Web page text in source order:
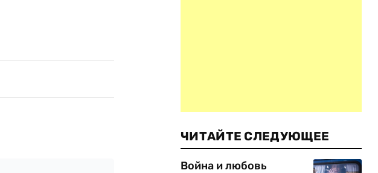
ЧИТАЙТЕ СЛЕДУЮЩЕЕ
Война и любовь